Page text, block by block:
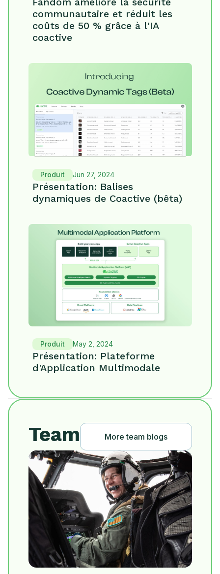
communautaire et réduit les
coûts de 50 % grâce à l'IA
coactive
Produit Jun 27, 2024
Présentation: Balises
dynamiques de Coactive (bêta)
Produit May 2, 2024
Présentation: Plateforme
d'Application Multimodale
Team More team blogs